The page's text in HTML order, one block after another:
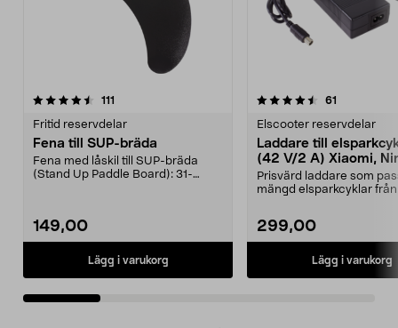
111
Fritid reservdelar
Fena till SUP-bräda
Fena med låskil till SUP-bräda
(Stand Up Paddle Board): 31-
149,00
Lägg i varukorg
4.5 av 5 stjärnor 61
Elscooter reservdelar
Laddare till
(42 V/2 A) Xiaomi,
E-Way m.fl.
Prisvärd laddare som
mängd elsparkcyklar från
299,00
Lägg i varukorg
4.5 av 5 stjärnor